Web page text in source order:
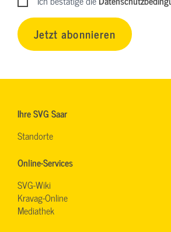
Jetzt abonnieren
Ihre SVG Saar
Standorte
Online-Services
SVG-Wiki
Kravag-Online
Mediathek